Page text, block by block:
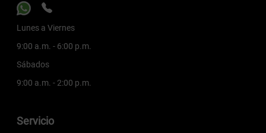
Lunes a Viernes
9:00 a.m. - 6:00 p.m.
Sábados
9:00 a.m. - 2:00 p.m.
Servicio